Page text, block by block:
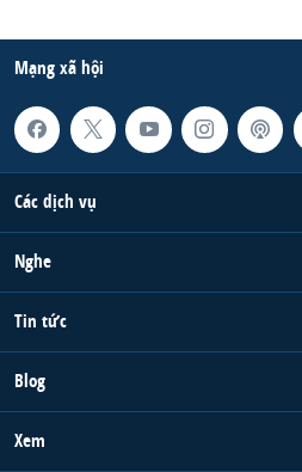
Mạng xã hội
Các dịch vụ
Nghe
Tin tức
Blog
Xem